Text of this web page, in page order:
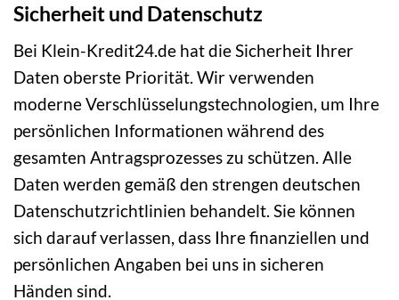
Sicherheit und Datenschutz
Bei Klein-Kredit24.de hat die Sicherheit Ihrer
Daten oberste Priorität. Wir verwenden
moderne Verschlüsselungstechnologien, um Ihre
persönlichen Informationen während des
gesamten Antragsprozesses zu schützen. Alle
Daten werden gemäß den strengen deutschen
Datenschutzrichtlinien behandelt. Sie können
sich darauf verlassen, dass Ihre finanziellen und
persönlichen Angaben bei uns in sicheren
Händen sind.